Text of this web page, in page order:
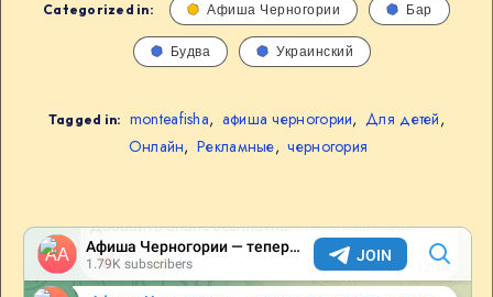
Categorized in: Афиша Черногории Бар
Будва Украинский
Tagged in: monteafisha, афиша черногории, Для детей,
Онлайн, Рекламные, черногория